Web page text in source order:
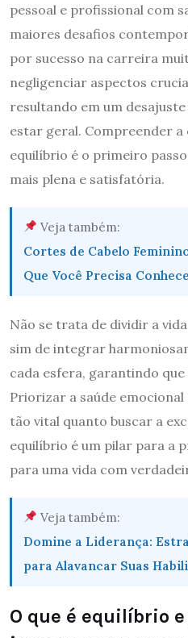
pessoal e profissional com
maiores desafios
por sucesso na carreira
negligenciar aspectos
resultando em um
estar geral. Compreender a
equilíbrio é o primeiro
mais plena e satisfatória.
Veja também:
Cortes de Cabelo
Que Você Precisa
Não se trata de dividir a
sim de integrar
cada esfera, garantindo
Priorizar a saúde
tão vital quanto buscar a
equilíbrio é um pilar para a
para uma vida com
Veja também:
Domine a Liderança:
para Alavancar Suas
O que é equilíbrio